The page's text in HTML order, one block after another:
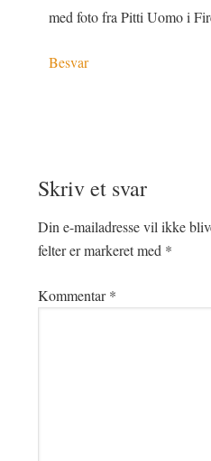
med foto fra Pitti Uomo i
Besvar
Skriv et svar
Din e-mailadresse vil ikke
felter er markeret med *
Kommentar*